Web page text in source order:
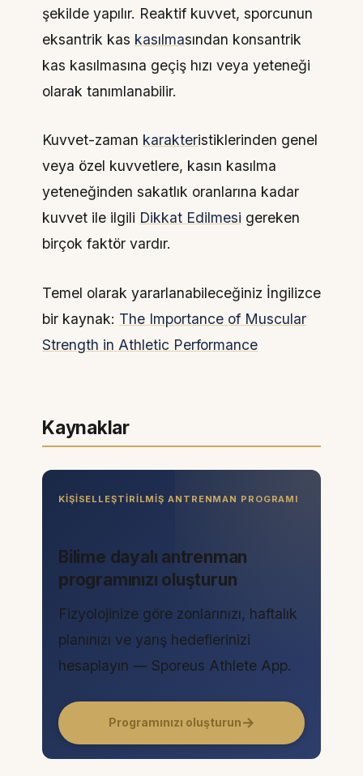
şekilde yapılır. Reaktif kuvvet, sporcunun
eksantrik kas kasılmasından konsantrik
kas kasılmasına geçiş hızı veya yeteneği
olarak tanımlanabilir.
Kuvvet-zaman karakteristiklerinden genel
veya özel kuvvetlere, kasın kasılma
yeteneğinden sakatlık oranlarına kadar
kuvvet ile ilgili Dikkat Edilmesi gereken
birçok faktör vardır.
Temel olarak yararlanabileceğiniz İngilizce
bir kaynak: The Importance of Muscular
Strength in Athletic Performance
Kaynaklar
KIŞISELLEŞTIRILMIŞ ANTRENMAN PROGRAMI
Bilime dayalı antrenman
programınızı oluşturun
Fizyolojinize göre zonlarınızı, haftalık
planınızı ve yarış hedeflerinizi
hesaplayın — Sporeus Athlete App.
Programınızı oluşturun→